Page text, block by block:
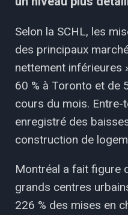
Selon la SCHL, les
des principaux
nettement inférieures
60 % à Toronto et de
cours du mois. Entre-
enregistré des
construction de
Montréal a fait figure
grands centres
226 % des mises en